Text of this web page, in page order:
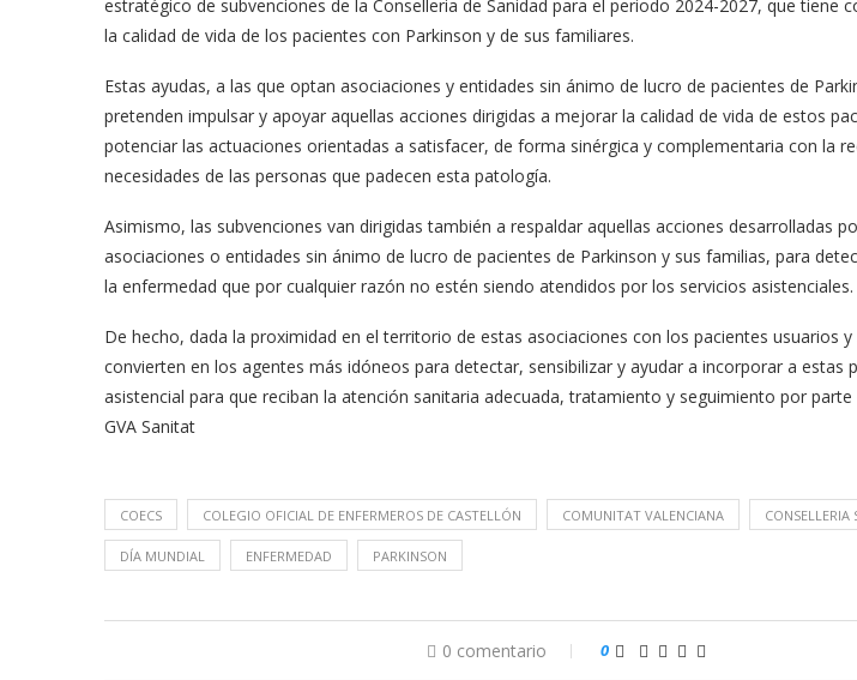
estratégico de subvenciones de la Conselleria de Sanidad para el periodo 2024-2027, que tiene
la calidad de vida de los pacientes con Parkinson y de sus familiares.
Estas ayudas, a las que optan asociaciones y entidades sin ánimo de lucro de pacientes de
pretenden impulsar y apoyar aquellas acciones dirigidas a mejorar la calidad de vida de estos
potenciar las actuaciones orientadas a satisfacer, de forma sinérgica y complementaria con la
necesidades de las personas que padecen esta patología.
Asimismo, las subvenciones van dirigidas también a respaldar aquellas acciones desarrolladas
asociaciones o entidades sin ánimo de lucro de pacientes de Parkinson y sus familias, para
la enfermedad que por cualquier razón no estén siendo atendidos por los servicios asistenciales.
De hecho, dada la proximidad en el territorio de estas asociaciones con los pacientes usuarios
convierten en los agentes más idóneos para detectar, sensibilizar y ayudar a incorporar a estas
asistencial para que reciban la atención sanitaria adecuada, tratamiento y seguimiento por
GVA Sanitat
COECS COLEGIO OFICIAL DE ENFERMEROS DE CASTELLÓN COMUNITAT VALENCIANA CONSELLERIA
DÍA MUNDIAL ENFERMEDAD PARKINSON
0 comentario 0